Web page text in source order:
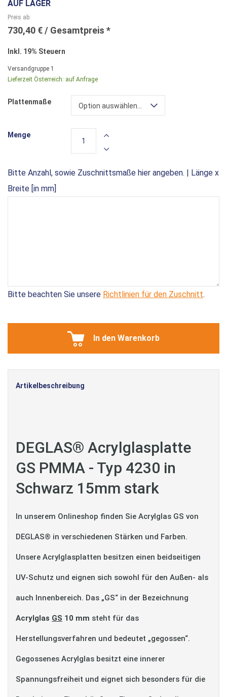
AUF LAGER
Preis ab
730,40 €
Inkl. 19% Steuern
Versandgruppe 1
Lieferzeit Österreich: auf Anfrage
Plattenmaße Option auswählen...
Bitte Anzahl, sowie Zuschnittsmaße hier angeben. | Länge x
Breite [in mm]
Bitte beachten Sie unsere Richtlinien für den Zuschnitt.
Menge
In den Warenkorb
Artikelbeschreibung
DEGLAS® Acrylglasplatte
GS PMMA - Typ 4230 in
Schwarz 15mm stark
In unserem Onlineshop finden Sie Acrylglas GS von
DEGLAS® in verschiedenen Stärken und Farben.
Unsere Acrylglasplatten besitzen einen beidseitigen
UV-Schutz und eignen sich sowohl für den Außen- als
auch Innenbereich. Das „GS“ in der Bezeichnung
Acrylglas GS 10 mm steht für das
Herstellungsverfahren und bedeutet „gegossen“.
Gegossenes Acrylglas besitzt eine innerer
Spannungsfreiheit und eignet sich besonders für die